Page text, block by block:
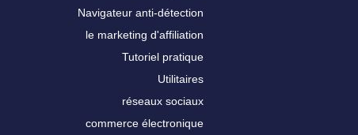
Navigateur anti-détection
le marketing d'affiliation
Tutoriel pratique
Utilitaires
réseaux sociaux
commerce électronique